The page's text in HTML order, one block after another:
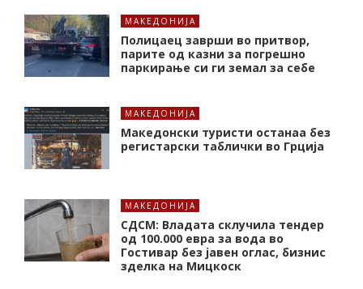
МАКЕДОНИЈА
Полицаец заврши во притвор,
парите од казни за погрешно
паркирање си ги земал за себе
МАКЕДОНИЈА
Македонски туристи останаа без
регистарски таблички во Грција
МАКЕДОНИЈА
СДСМ: Владата склучила тендер
од 100.000 евра за вода во
Гостивар без јавен оглас, бизнис
зделка на Мицкоск